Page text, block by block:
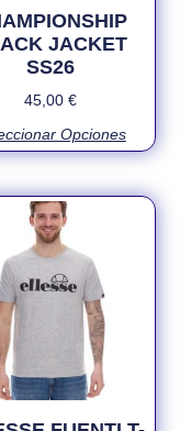
JACKET
SS26
45,00 €
Opciones